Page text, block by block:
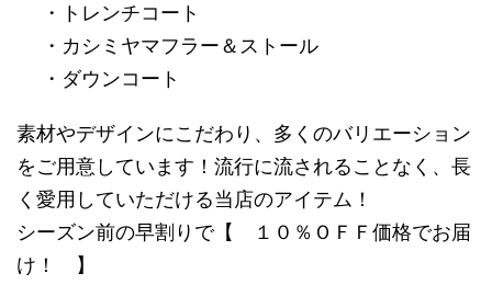
・トレンチコート
・カシミヤマフラー＆ストール
・ダウンコート
素材やデザインにこだわり、多くのバリエーション
をご用意しています！流行に流されることなく、長
く愛用していただける当店のアイテム！
シーズン前の早割りで【 １０％ＯＦＦ価格でお届
け！ 】